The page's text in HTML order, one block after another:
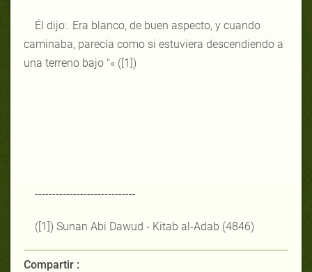
Él dijo:. Era blanco, de buen aspecto, y cuando
caminaba, parecía como si estuviera descendiendo a
una terreno bajo "« ([1])
-----------------------------
([1]) Sunan Abi Dawud - Kitab al-Adab (4846)
Compartir :